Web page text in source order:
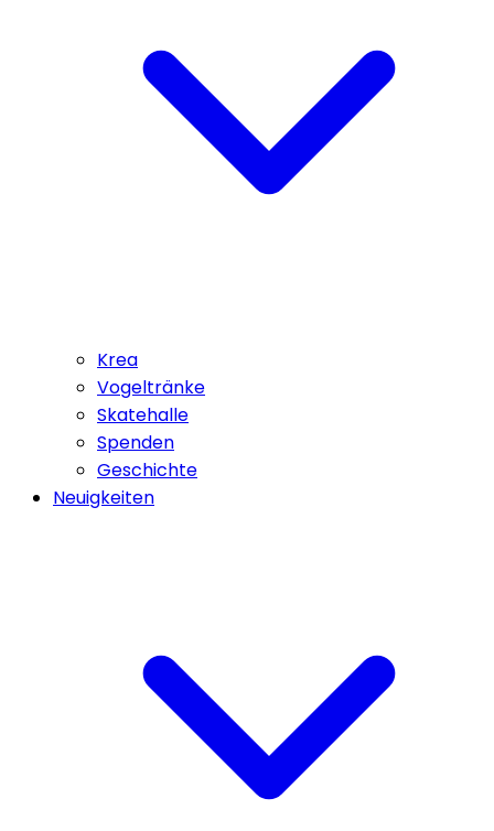
Krea
Vogeltränke
Skatehalle
Spenden
Geschichte
Neuigkeiten